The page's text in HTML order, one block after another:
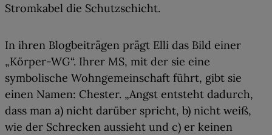
Stromkabel die Schutzschicht.
In ihren Blogbeiträgen prägt Elli das Bild einer
„Körper-WG“. Ihrer MS, mit der sie eine
symbolische Wohngemeinschaft führt, gibt sie
einen Namen: Chester. „Angst entsteht dadurch,
dass man a) nicht darüber spricht, b) nicht weiß,
wie der Schrecken aussieht und c) er keinen